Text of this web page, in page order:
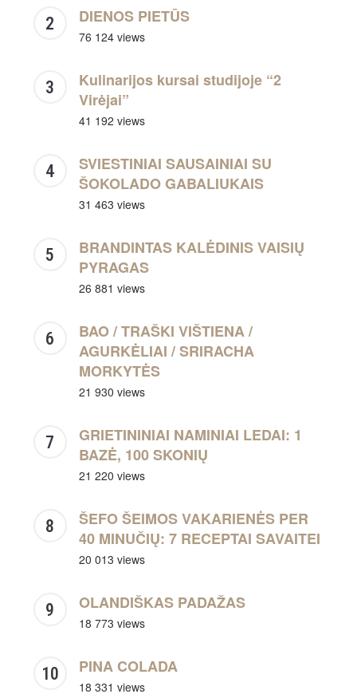
DIENOS PIETŪS
76 124 views
Kulinarijos kursai studijoje “2
Virėjai”
41 192 views
SVIESTINIAI SAUSAINIAI SU
ŠOKOLADO GABALIUKAIS
31 463 views
BRANDINTAS KALĖDINIS VAISIŲ
PYRAGAS
26 881 views
BAO / TRAŠKI VIŠTIENA /
AGURKĖLIAI / SRIRACHA
MORKYTĖS
21 930 views
GRIETININIAI NAMINIAI LEDAI: 1
BAZĖ, 100 SKONIŲ
21 220 views
ŠEFO ŠEIMOS VAKARIENĖS PER
40 MINUČIŲ: 7 RECEPTAI SAVAITEI
20 013 views
OLANDIŠKAS PADAŽAS
18 773 views
PINA COLADA
18 331 views